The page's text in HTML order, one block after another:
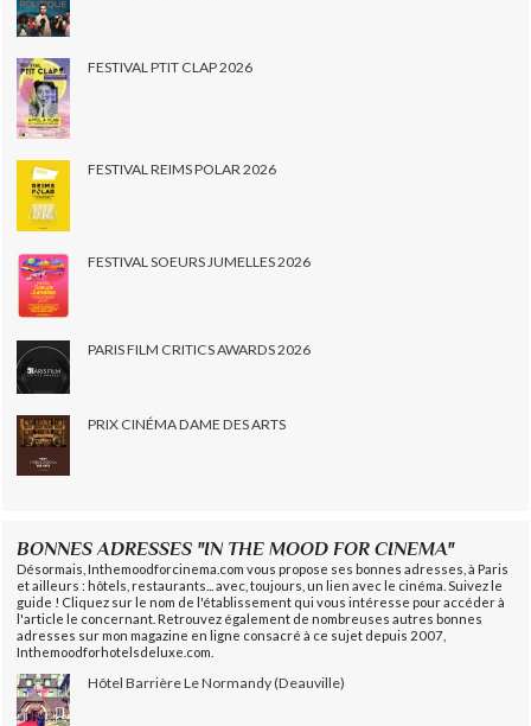
FESTIVAL PTIT CLAP 2026
FESTIVAL REIMS POLAR 2026
FESTIVAL SOEURS JUMELLES 2026
PARIS FILM CRITICS AWARDS 2026
PRIX CINÉMA DAME DES ARTS
BONNES ADRESSES "IN THE MOOD FOR CINEMA"
Désormais, Inthemoodforcinema.com vous propose ses bonnes adresses, à Paris
et ailleurs : hôtels, restaurants... avec, toujours, un lien avec le cinéma. Suivez le
guide ! Cliquez sur le nom de l'établissement qui vous intéresse pour accéder à
l'article le concernant. Retrouvez également de nombreuses autres bonnes
adresses sur mon magazine en ligne consacré à ce sujet depuis 2007,
Inthemoodforhotelsdeluxe.com.
Hôtel Barrière Le Normandy (Deauville)